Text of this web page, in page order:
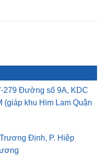
279 Đường số 9A, KDC
(giáp khu Him Lam Quận
Định, P. Hiệp